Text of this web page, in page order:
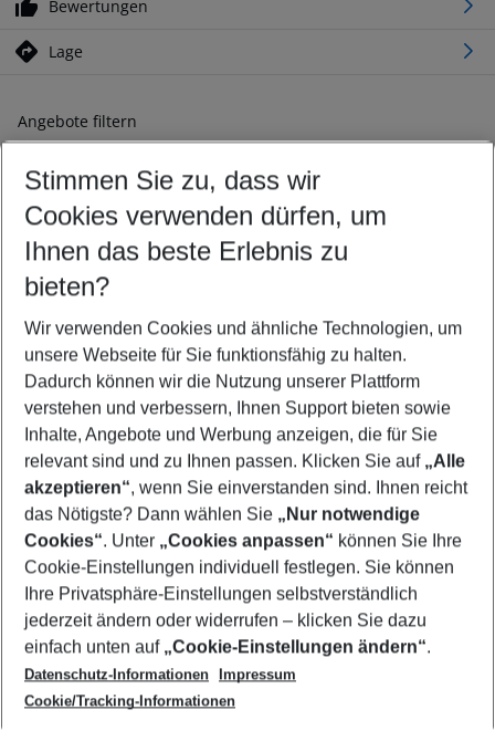
Bewertungen
Lage
Angebote filtern
Ändern Sie Ihre Kriterien nach Ihren Wünschen
Abflughafen wählen
Beliebiger Abflughafen
Reisezeitraum wählen
09.08.26– 07.08.27 5-8 Nächte
2 Erwachsene Keine Kinder
Mehr Filter anzeigen
Footer
Footer navigation
Über uns
AGB
Cookie-Einstellungen ändern
Cookie-Richtlinie
Datenschutz
Service & Hilfe
Barrierefreies Reisen
Check-in
Folgen Sie uns
Stimmen Sie zu, dass wir
Cookies verwenden dürfen, um
Ihnen das beste Erlebnis zu
bieten?
Wir verwenden Cookies und ähnliche Technologien, um
unsere Webseite für Sie funktionsfähig zu halten.
Dadurch können wir die Nutzung unserer Plattform
verstehen und verbessern, Ihnen Support bieten sowie
Inhalte, Angebote und Werbung anzeigen, die für Sie
relevant sind und zu Ihnen passen. Klicken Sie auf „Alle
akzeptieren“, wenn Sie einverstanden sind. Ihnen reicht
das Nötigste? Dann wählen Sie „Nur notwendige
Cookies“. Unter „Cookies anpassen“ können Sie Ihre
Cookie-Einstellungen individuell festlegen. Sie können
Ihre Privatsphäre-Einstellungen selbstverständlich
jederzeit ändern oder widerrufen – klicken Sie dazu
einfach unten auf „Cookie-Einstellungen ändern“.
Datenschutz-Informationen
Impressum
Cookie/Tracking-Informationen